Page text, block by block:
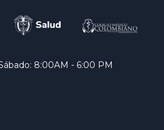
8:00AM - 6:00 PM